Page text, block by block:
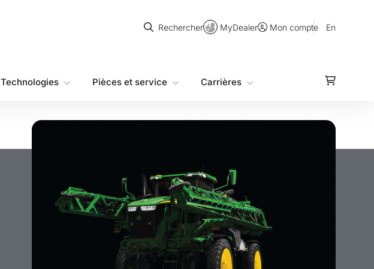
Rechercher
Rechercher MyDealer Mon compte En
Technologies Pièces et service Carrières